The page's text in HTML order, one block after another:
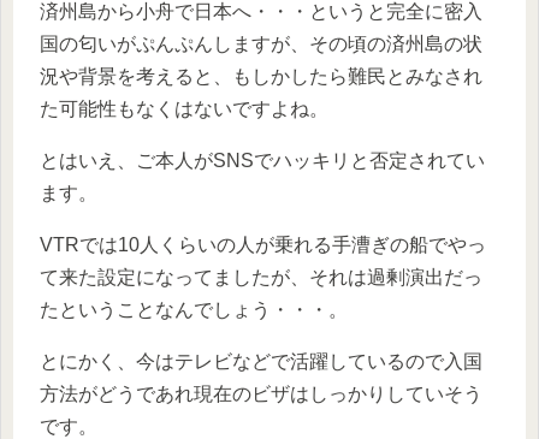
済州島から小舟で日本へ・・・というと完全に密入
国の匂いがぷんぷんしますが、その頃の済州島の状
況や背景を考えると、もしかしたら難民とみなされ
た可能性もなくはないですよね。
とはいえ、ご本人がSNSでハッキリと否定されてい
ます。
VTRでは10人くらいの人が乗れる手漕ぎの船でやっ
て来た設定になってましたが、それは過剰演出だっ
たということなんでしょう・・・。
とにかく、今はテレビなどで活躍しているので入国
方法がどうであれ現在のビザはしっかりしていそう
です。